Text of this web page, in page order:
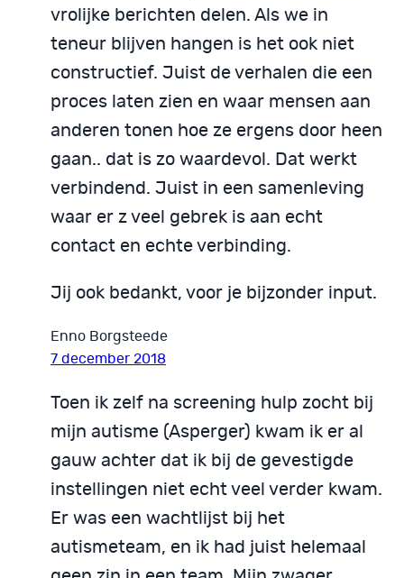
vrolijke berichten delen. Als we in
teneur blijven hangen is het ook niet
constructief. Juist de verhalen die een
proces laten zien en waar mensen aan
anderen tonen hoe ze ergens door heen
gaan.. dat is zo waardevol. Dat werkt
verbindend. Juist in een samenleving
waar er z veel gebrek is aan echt
contact en echte verbinding.
Jij ook bedankt, voor je bijzonder input.
Enno Borgsteede
7 december 2018
Toen ik zelf na screening hulp zocht bij
mijn autisme (Asperger) kwam ik er al
gauw achter dat ik bij de gevestigde
instellingen niet echt veel verder kwam.
Er was een wachtlijst bij het
autismeteam, en ik had juist helemaal